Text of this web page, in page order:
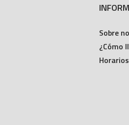
Sobre
¿Cómo
Horarios